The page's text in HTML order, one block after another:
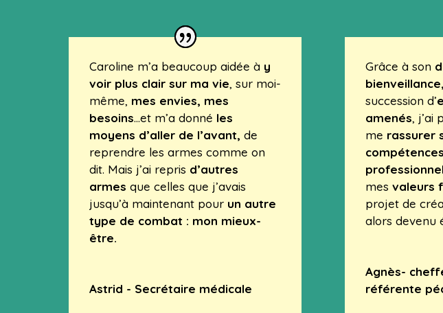
Caroline m’a beaucoup aidée à y
voir plus clair sur ma vie, sur moi-
même, mes envies, mes
besoins…et m’a donné les
moyens d’aller de l’avant, de
reprendre les armes comme on
dit. Mais j’ai repris d’autres
armes que celles que j’avais
jusqu’à maintenant pour un autre
type de combat : mon mieux-
être.
Astrid - Secrétaire médicale
Grâce à son
succession d’
amenés, j’ai
me rassurer
compétences
mes valeurs
projet de
alors devenu
Agnès-
référente